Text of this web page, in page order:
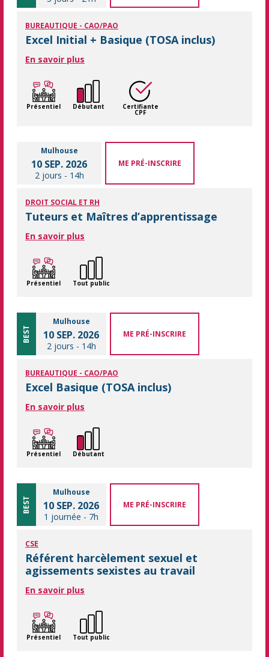
BUREAUTIQUE - CAO/PAO
Excel Initial + Basique (TOSA inclus)
En savoir plus
Présentiel Débutant Certifiante
CPF
Mulhouse
10 SEP. 2026
2 jours - 14h
ME PRÉ-INSCRIRE
DROIT SOCIAL ET RH
Tuteurs et Maîtres d’apprentissage
En savoir plus
Présentiel Tout public
BEST
Mulhouse
10 SEP. 2026
2 jours - 14h
ME PRÉ-INSCRIRE
BUREAUTIQUE - CAO/PAO
Excel Basique (TOSA inclus)
En savoir plus
Présentiel Débutant
BEST
Mulhouse
10 SEP. 2026
1 journée - 7h
ME PRÉ-INSCRIRE
CSE
Référent harcèlement sexuel et
agissements sexistes au travail
En savoir plus
Présentiel Tout public